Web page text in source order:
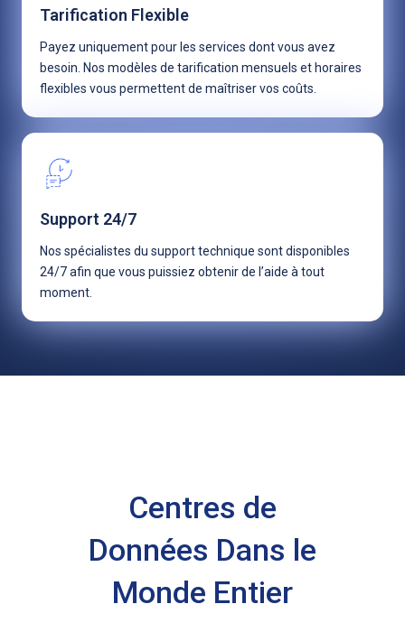
Tarification Flexible
Payez uniquement pour les services dont vous avez
besoin. Nos modèles de tarification mensuels et horaires
flexibles vous permettent de maîtriser vos coûts.
Support 24/7
Nos spécialistes du support technique sont disponibles
24/7 afin que vous puissiez obtenir de l’aide à tout
moment.
Centres de
Données Dans le
Monde Entier